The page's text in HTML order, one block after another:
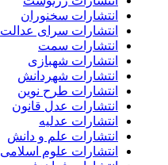
انتشارات سخنوران
انتشارات سرای عدالت
انتشارات سمت
انتشارات شهبازی
انتشارات شهردانش
انتشارات طرح نوین
انتشارات عدل قانون
انتشارات عدلیه
انتشارات علم و دانش
انتشارات علوم اسلامی